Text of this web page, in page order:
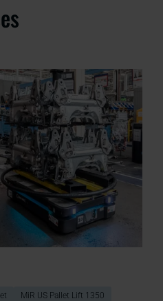
MiR US Pallet Lift 1350